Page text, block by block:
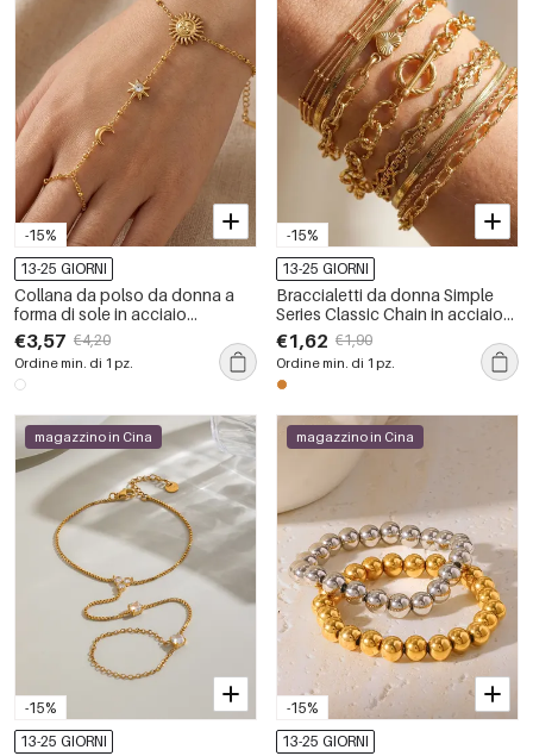
-15%
13-25 GIORNI
Collana da polso da donna a
forma di sole in acciaio
inossidabile impermeabile color
oro
€3,57 €4,20
Ordine min. di 1 pz.
-15%
13-25 GIORNI
Braccialetti da donna Simple
Series Classic Chain in acciaio
inossidabile impermeabile color
oro
€1,62 €1,90
Ordine min. di 1 pz.
-15%
magazzino in Cina
13-25 GIORNI
-15%
magazzino in Cina
13-25 GIORNI